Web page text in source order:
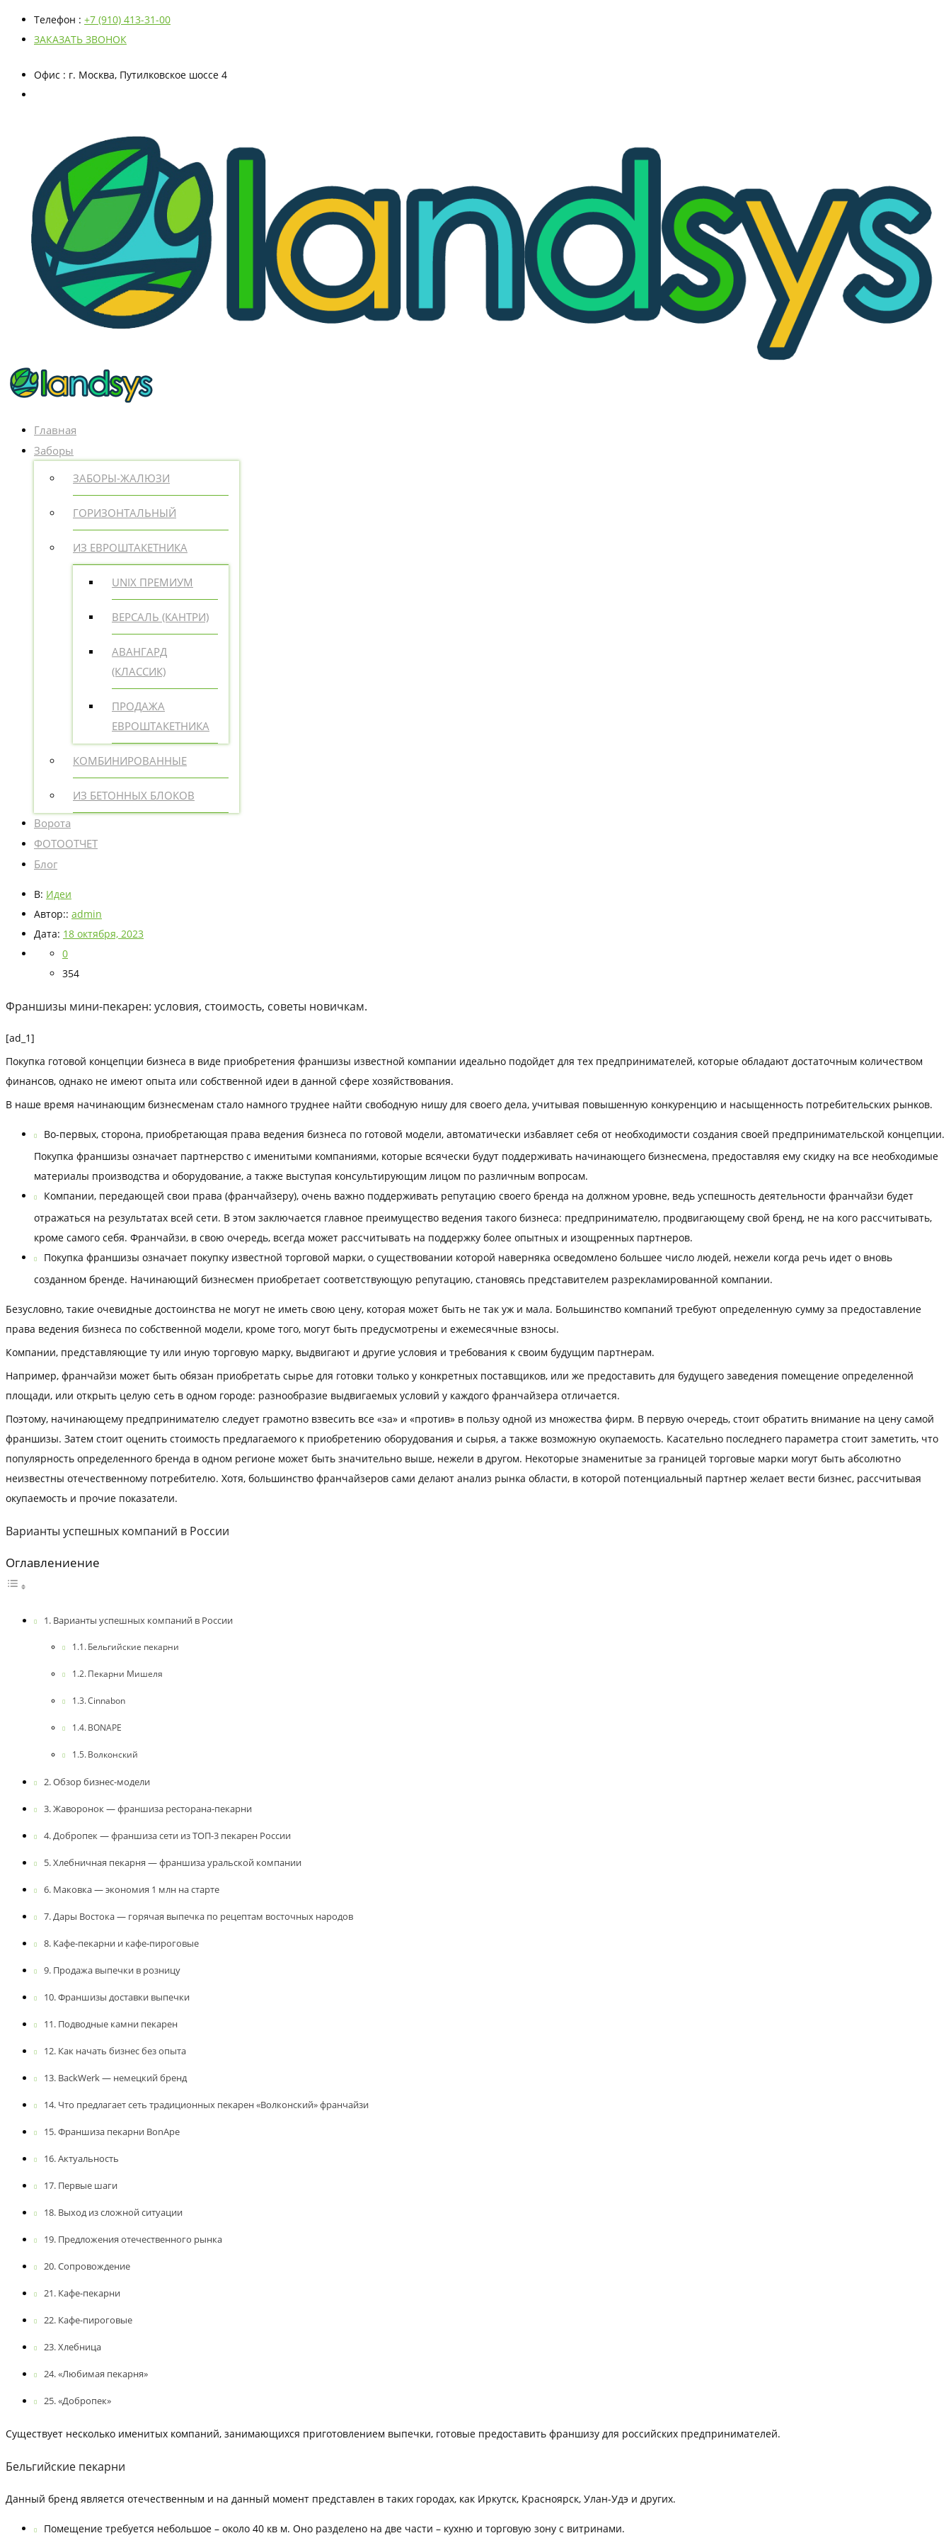
Телефон : +7 (910) 413-31-00
ЗАКАЗАТЬ ЗВОНОК
Офис : г. Москва, Путилковское шоссе 4
Главная
Заборы
ЗАБОРЫ-ЖАЛЮЗИ
ГОРИЗОНТАЛЬНЫЙ
ИЗ ЕВРОШТАКЕТНИКА
UNIX ПРЕМИУМ
ВЕРСАЛЬ (КАНТРИ)
АВАНГАРД
(КЛАССИК)
ПРОДАЖА
ЕВРОШТАКЕТНИКА
КОМБИНИРОВАННЫЕ
ИЗ БЕТОННЫХ БЛОКОВ
Ворота
ФОТООТЧЕТ
Блог
В: Идеи
Автор:: admin
Дата: 18 октября, 2023
0
354
Франшизы мини-пекарен: условия, стоимость, советы новичкам.
[ad_1]
Покупка готовой концепции бизнеса в виде приобретения франшизы известной компании идеально подойдет для тех предпринимателей, которые обладают достаточным количеством
финансов, однако не имеют опыта или собственной идеи в данной сфере хозяйствования.
В наше время начинающим бизнесменам стало намного труднее найти свободную нишу для своего дела, учитывая повышенную конкуренцию и насыщенность потребительских рынков.
Во-первых, сторона, приобретающая права ведения бизнеса по готовой модели, автоматически избавляет себя от необходимости создания своей предпринимательской концепции.
Покупка франшизы означает партнерство с именитыми компаниями, которые всячески будут поддерживать начинающего бизнесмена, предоставляя ему скидку на все необходимые
материалы производства и оборудование, а также выступая консультирующим лицом по различным вопросам.
Компании, передающей свои права (франчайзеру), очень важно поддерживать репутацию своего бренда на должном уровне, ведь успешность деятельности франчайзи будет
отражаться на результатах всей сети. В этом заключается главное преимущество ведения такого бизнеса: предпринимателю, продвигающему свой бренд, не на кого рассчитывать,
кроме самого себя. Франчайзи, в свою очередь, всегда может рассчитывать на поддержку более опытных и изощренных партнеров.
Покупка франшизы означает покупку известной торговой марки, о существовании которой наверняка осведомлено большее число людей, нежели когда речь идет о вновь
созданном бренде. Начинающий бизнесмен приобретает соответствующую репутацию, становясь представителем разрекламированной компании.
Безусловно, такие очевидные достоинства не могут не иметь свою цену, которая может быть не так уж и мала. Большинство компаний требуют определенную сумму за предоставление
права ведения бизнеса по собственной модели, кроме того, могут быть предусмотрены и ежемесячные взносы.
Компании, представляющие ту или иную торговую марку, выдвигают и другие условия и требования к своим будущим партнерам.
Например, франчайзи может быть обязан приобретать сырье для готовки только у конкретных поставщиков, или же предоставить для будущего заведения помещение определенной
площади, или открыть целую сеть в одном городе: разнообразие выдвигаемых условий у каждого франчайзера отличается.
Поэтому, начинающему предпринимателю следует грамотно взвесить все «за» и «против» в пользу одной из множества фирм. В первую очередь, стоит обратить внимание на цену самой
франшизы. Затем стоит оценить стоимость предлагаемого к приобретению оборудования и сырья, а также возможную окупаемость. Касательно последнего параметра стоит заметить, что
популярность определенного бренда в одном регионе может быть значительно выше, нежели в другом. Некоторые знаменитые за границей торговые марки могут быть абсолютно
неизвестны отечественному потребителю. Хотя, большинство франчайзеров сами делают анализ рынка области, в которой потенциальный партнер желает вести бизнес, рассчитывая
окупаемость и прочие показатели.
Варианты успешных компаний в России
Оглавлениение
Варианты успешных компаний в России
Бельгийские пекарни
Пекарни Мишеля
Cinnabon
BONAPE
Волконский
Обзор бизнес-модели
Жаворонок — франшиза ресторана-пекарни
Добропек — франшиза сети из ТОП-3 пекарен России
Хлебничная пекарня — франшиза уральской компании
Маковка — экономия 1 млн на старте
Дары Востока — горячая выпечка по рецептам восточных народов
Кафе-пекарни и кафе-пироговые
Продажа выпечки в розницу
Франшизы доставки выпечки
Подводные камни пекарен
Как начать бизнес без опыта
BackWerk — немецкий бренд
Что предлагает сеть традиционных пекарен «Волконский» франчайзи
Франшиза пекарни BonApe
Актуальность
Первые шаги
Выход из сложной ситуации
Предложения отечественного рынка
Сопровождение
Кафе-пекарни
Кафе-пироговые
Хлебница
«Любимая пекарня»
«Добропек»
Существует несколько именитых компаний, занимающихся приготовлением выпечки, готовые предоставить франшизу для российских предпринимателей.
Бельгийские пекарни
Данный бренд является отечественным и на данный момент представлен в таких городах, как Иркутск, Красноярск, Улан-Удэ и других.
Помещение требуется небольшое – около 40 кв м. Оно разделено на две части – кухню и торговую зону с витринами.